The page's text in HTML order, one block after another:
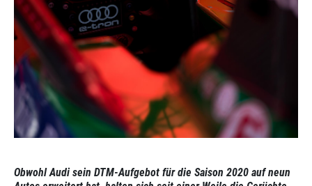
Obwohl Audi sein DTM-Aufgebot für die Saison 2020 auf neun